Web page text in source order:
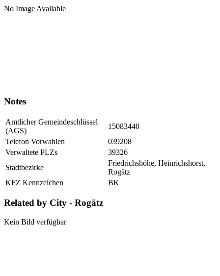
No Image Available
Notes
Amtlicher Gemeindeschlüssel
(AGS)
15083440
Telefon Vorwahlen
039208
Verwaltete PLZs
39326
Stadtbezirke
Friedrichshöhe, Heinrichshorst,
Rogätz
KFZ Kennzeichen
BK
Related by City - Rogätz
Kein Bild verfügbar